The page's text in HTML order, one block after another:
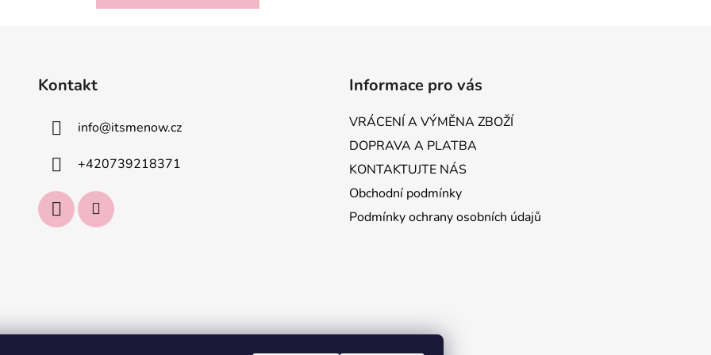
Kontakt
info@itsmenow.cz
+420739218371
Informace pro vás
VRÁCENÍ A VÝMĚNA ZBOŽÍ
DOPRAVA A PLATBA
KONTAKTUJTE NÁS
Obchodní podmínky
Podmínky ochrany osobních údajů